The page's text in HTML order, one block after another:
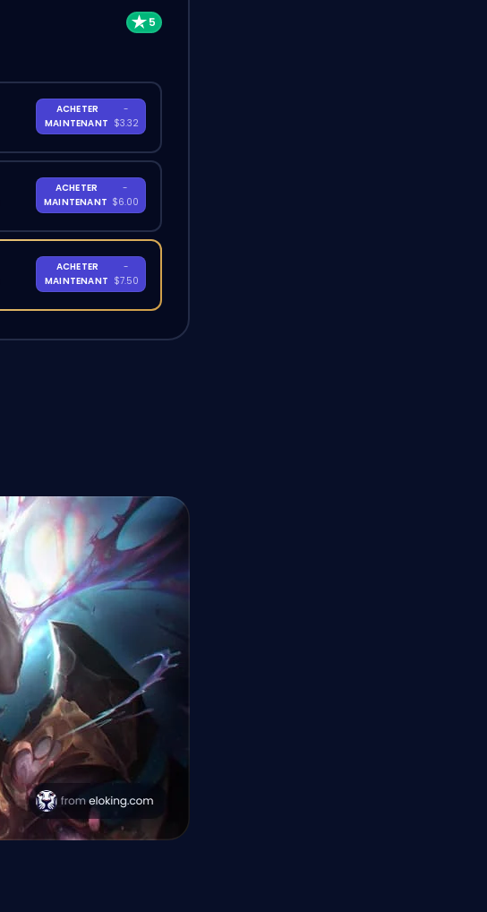
ACHETER
MAINTENANT
-
$3.32
ACHETER
MAINTENANT
-
$6.00
ACHETER
MAINTENANT
-
$7.50